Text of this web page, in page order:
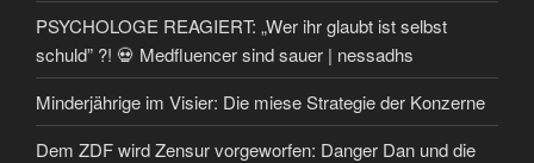
PSYCHOLOGE REAGIERT: „Wer ihr glaubt ist selbst
schuld” ?! 💀 Medfluencer sind sauer | nessadhs
Minderjährige im Visier: Die miese Strategie der Konzerne
Dem ZDF wird Zensur vorgeworfen: Danger Dan und die